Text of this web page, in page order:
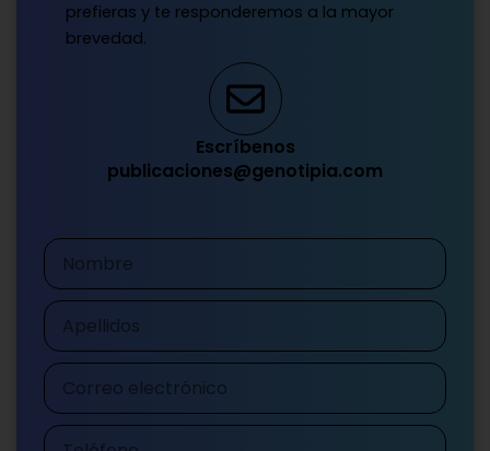
prefieras y te responderemos a la mayor
brevedad.
Escríbenos
publicaciones@genotipia.com
Nombre
Apellidos
Correo
electrónico
Teléfono